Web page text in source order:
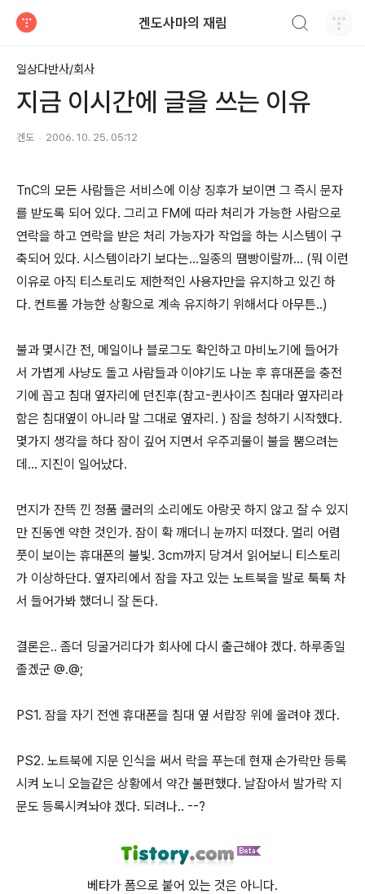
겐도사마의 재림
일상다반사/회사
지금 이시간에 글을 쓰는 이유
겐도 2006. 10. 25. 05:12
TnC의 모든 사람들은 서비스에 이상 징후가 보이면 그 즉시 문자
를 받도록 되어 있다. 그리고 FM에 따라 처리가 가능한 사람으로
연락을 하고 연락을 받은 처리 가능자가 작업을 하는 시스템이 구
축되어 있다. 시스템이라기 보다는...일종의 땜빵이랄까... (뭐 이런
이유로 아직 티스토리도 제한적인 사용자만을 유지하고 있긴 하
다. 컨트롤 가능한 상황으로 계속 유지하기 위해서다 아무튼..)
불과 몇시간 전, 메일이나 블로그도 확인하고 마비노기에 들어가
서 가볍게 사냥도 돌고 사람들과 이야기도 나눈 후 휴대폰을 충전
기에 꼽고 침대 옆자리에 던진후(참고-퀸사이즈 침대라 옆자리라
함은 침대옆이 아니라 말 그대로 옆자리. ) 잠을 청하기 시작했다.
몇가지 생각을 하다 잠이 깊어 지면서 우주괴물이 불을 뿜으려는
데... 지진이 일어났다.
먼지가 잔뜩 낀 정품 쿨러의 소리에도 아랑곳 하지 않고 잘 수 있지
만 진동엔 약한 것인가. 잠이 확 깨더니 눈까지 떠졌다. 멀리 어렴
풋이 보이는 휴대폰의 불빛. 3cm까지 당겨서 읽어보니 티스토리
가 이상하단다. 옆자리에서 잠을 자고 있는 노트북을 발로 툭툭 차
서 들어가봐 했더니 잘 돈다.
결론은.. 좀더 딩굴거리다가 회사에 다시 출근해야 겠다. 하루종일
졸겠군 @.@;
PS1. 잠을 자기 전엔 휴대폰을 침대 옆 서랍장 위에 올려야 겠다.
PS2. 노트북에 지문 인식을 써서 락을 푸는데 현재 손가락만 등록
시켜 노니 오늘같은 상황에서 약간 불편했다. 날잡아서 발가락 지
문도 등록시켜놔야 겠다. 되려나.. --?
베타가 폼으로 붙어 있는 것은 아니다.